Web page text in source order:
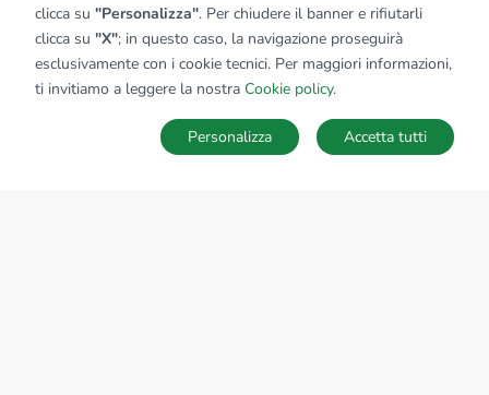
SALVA RICERCA
clicca su "Personalizza". Per chiudere il banner e rifiutarli
clicca su "X"; in questo caso, la navigazione proseguirà
esclusivamente con i cookie tecnici. Per maggiori informazioni,
ti invitiamo a leggere la nostra Cookie policy.
Accetta tutti
Personalizza